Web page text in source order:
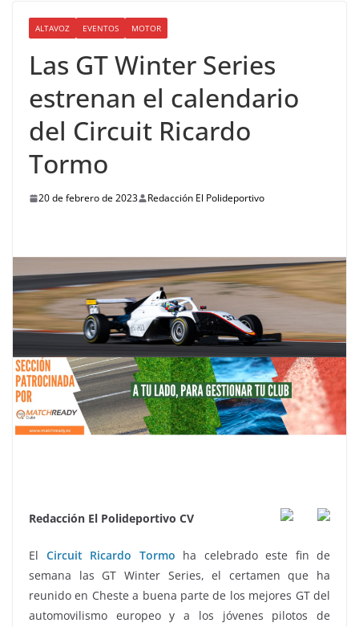
ALTAVOZ EVENTOS MOTOR
Las GT Winter Series
estrenan el calendario
del Circuit Ricardo
Tormo
20 de febrero de 2023 Redacción El Polideportivo
Redacción El Polideportivo CV
El Circuit Ricardo Tormo ha celebrado este fin de
semana las GT Winter Series, el certamen que ha
reunido en Cheste a buena parte de los mejores GT del
automovilismo europeo y a los jóvenes pilotos de